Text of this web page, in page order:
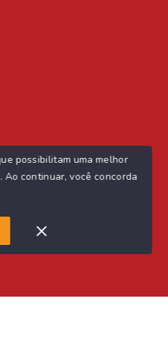
Sul Imobiliária - Todos os
possibilitam uma melhor
Ao continuar, você concorda